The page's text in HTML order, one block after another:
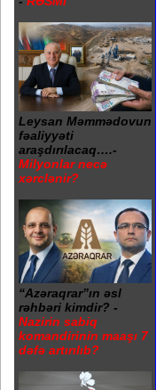
Leysan Məmmədovun
fəaliyyəti
araşdırılacaq….-
Milyonlar necə
xərclənir?
“Azəraqrar”ın əsl
rəhbəri kimdir? -
Nazirin sabiq
komandirinin maaşı 7
dəfə artırılıb?